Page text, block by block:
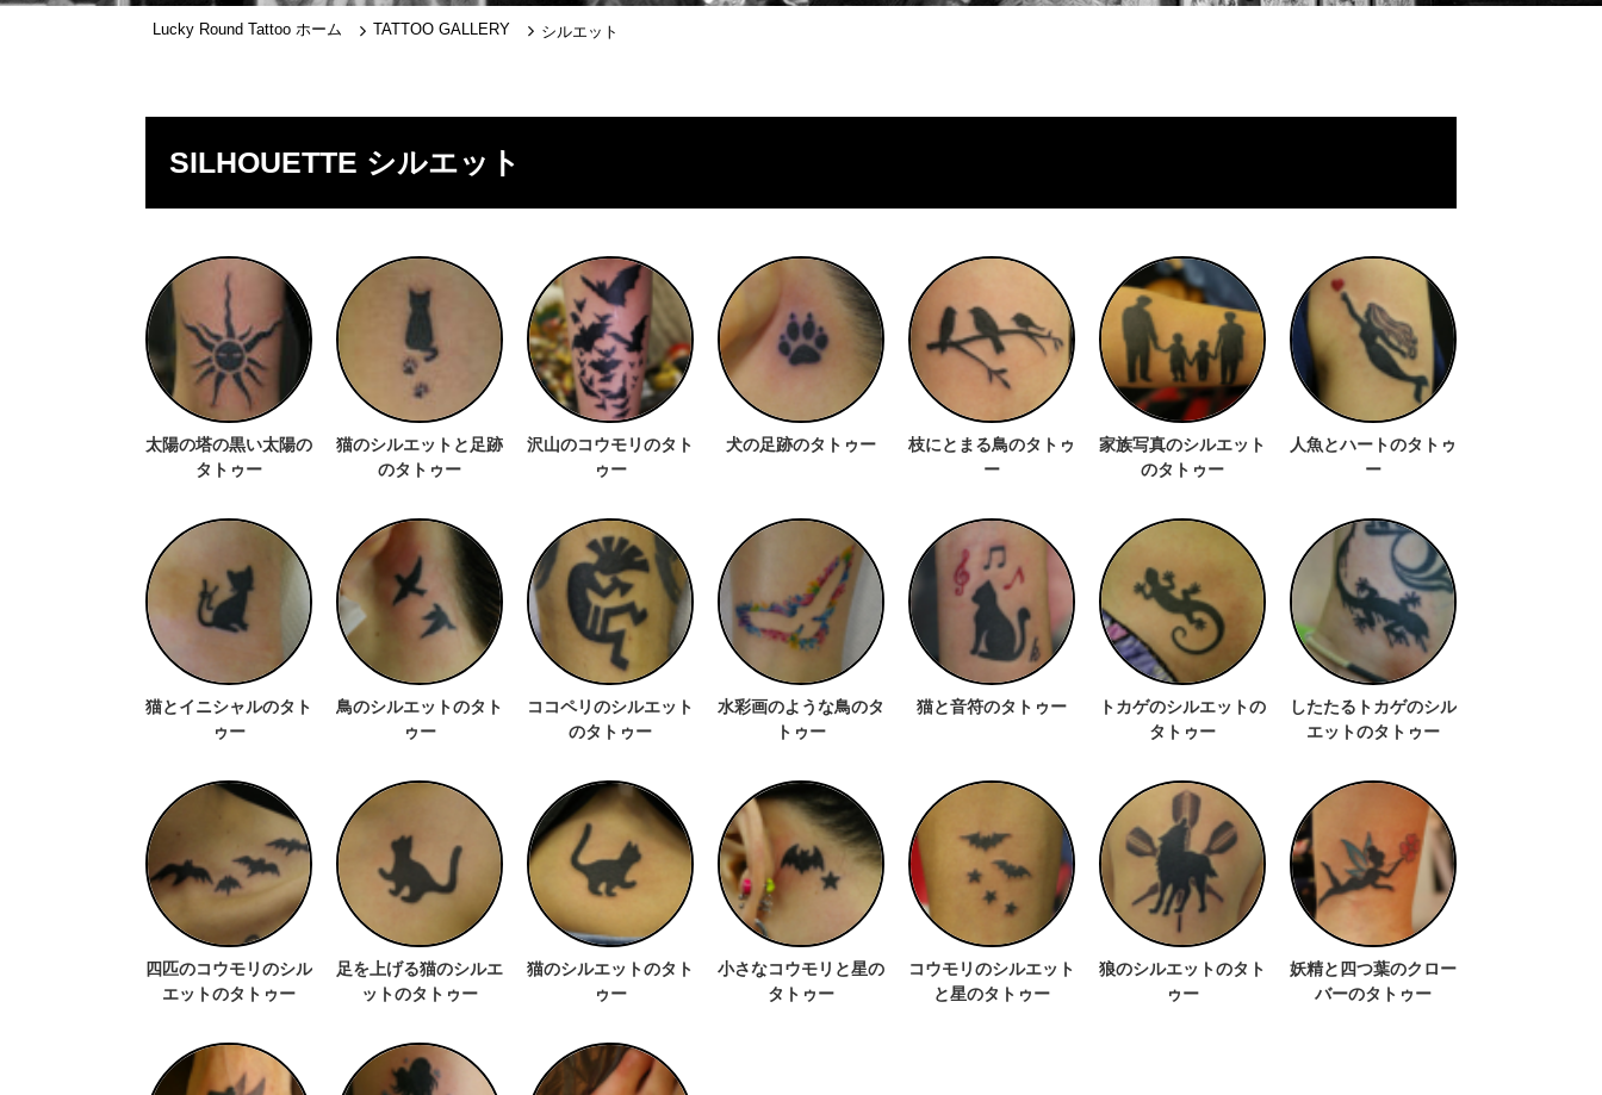
Lucky Round Tattoo ホーム TATTOO GALLERY シルエット
SILHOUETTE シルエット
太陽の塔の黒い太陽の
タトゥー
猫のシルエットと足跡
のタトゥー
沢山のコウモリのタト
ゥー
犬の足跡のタトゥー
枝にとまる鳥のタトゥ
ー
家族写真のシルエット
のタトゥー
人魚とハートのタトゥ
ー
猫とイニシャルのタト
ゥー
鳥のシルエットのタト
ゥー
ココペリのシルエット
のタトゥー
水彩画のような鳥のタ
トゥー
猫と音符のタトゥー
トカゲのシルエットの
タトゥー
したたるトカゲのシル
エットのタトゥー
四匹のコウモリのシル
エットのタトゥー
足を上げる猫のシルエ
ットのタトゥー
猫のシルエットのタト
ゥー
小さなコウモリと星の
タトゥー
コウモリのシルエット
と星のタトゥー
狼のシルエットのタト
ゥー
妖精と四つ葉のクロー
バーのタトゥー